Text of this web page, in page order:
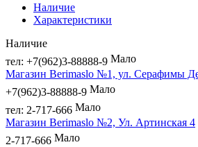
Наличие
Характеристики
Наличие
тел: +7(962)3-88888-9 Мало
Магазин Berimaslo №1, ул. Серафимы
+7(962)3-88888-9 Мало
тел: 2-717-666 Мало
Магазин Berimaslo №2, Ул. Артинская 4
2-717-666 Мало